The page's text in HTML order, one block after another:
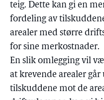
teig. Dette kan gi en
fordeling av
arealer med større
for sine merkostnader.
En slik omlegging vil
at krevende arealer
tilskuddene mot de